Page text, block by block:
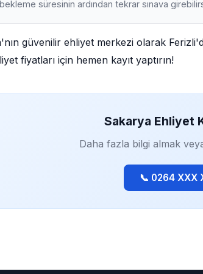
süresinin ardından tekrar sınava
güvenilir ehliyet merkezi olarak
fiyatları için hemen kayıt yaptırın!
Sakarya Ehliyet
Daha fazla bilgi almak
📞 0264 XXX